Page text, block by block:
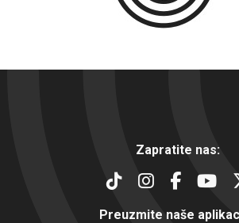
Zapratite nas:
Preuzmite naše